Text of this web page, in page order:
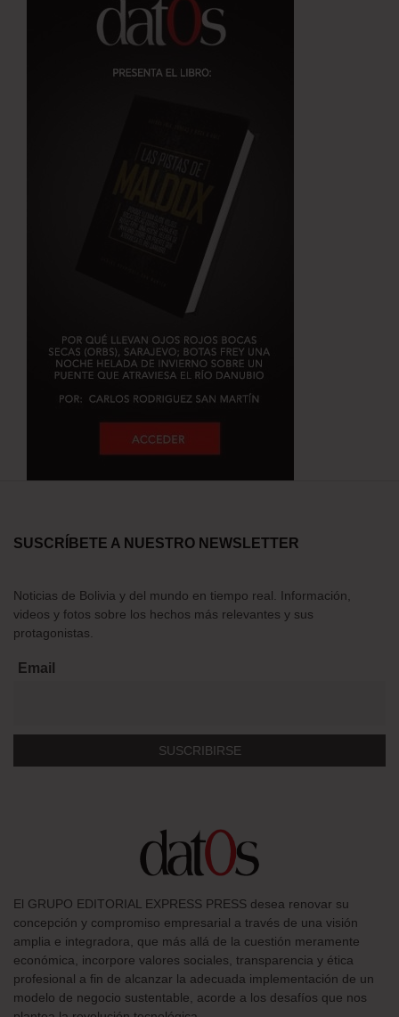
SUSCRÍBETE A NUESTRO NEWSLETTER
Noticias de Bolivia y del mundo en tiempo real. Información,
videos y fotos sobre los hechos más relevantes y sus
protagonistas.
Email
El GRUPO EDITORIAL EXPRESS PRESS desea renovar su
concepción y compromiso empresarial a través de una visión
amplia e integradora, que más allá de la cuestión meramente
económica, incorpore valores sociales, transparencia y ética
profesional a fin de alcanzar la adecuada implementación de un
modelo de negocio sustentable, acorde a los desafíos que nos